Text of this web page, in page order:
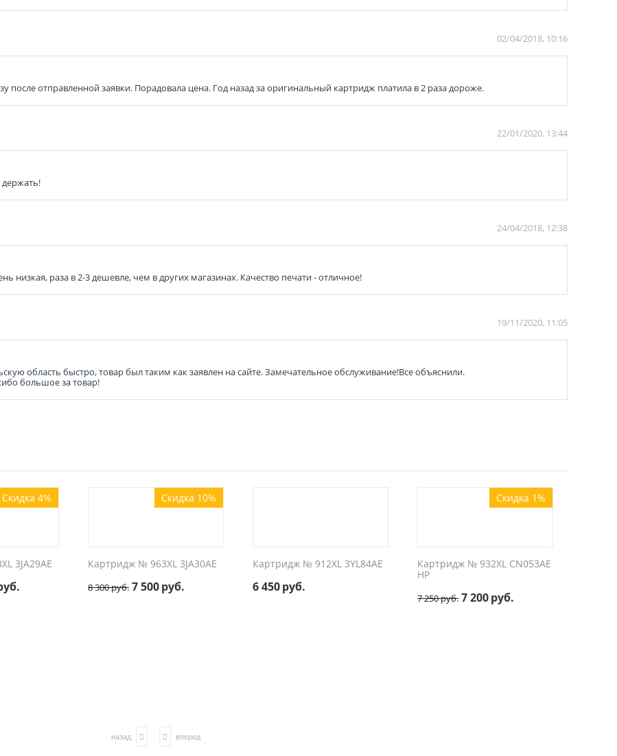
02/04/2018, 10:16
после отправленной заявки. Порадовала цена. Год назад за оригинальный картридж платила в 2 раза дороже.
22/01/2020, 13:44
держать!
24/04/2018, 12:38
низкая, раза в 2-3 дешевле, чем в других магазинах. Качество печати - отличное!
19/11/2020, 11:05
область быстро, товар был таким как заявлен на сайте. Замечательное обслуживание!Все объяснили.
большое за товар!
Скидка 4%
3JA29AE
Скидка 10%
Картридж № 963XL 3JA30AE
8 300руб. 7 500руб.
Картридж № 912XL 3YL84AE
6 450руб.
Скидка 1%
Картридж № 932XL CN053AE
HP
7 250руб. 7 200руб.
назад вперед